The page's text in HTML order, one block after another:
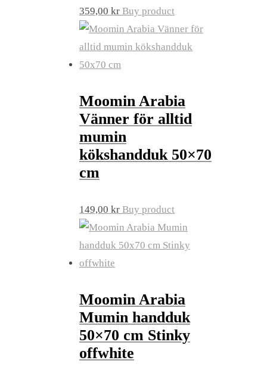
359,00 kr Buy product
Moomin Arabia
Vänner för alltid
mumin
kökshandduk 50×70
cm
149,00 kr Buy product
Moomin Arabia
Mumin handduk
50×70 cm Stinky
offwhite